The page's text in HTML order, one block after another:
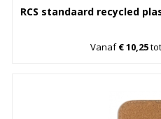
RCS standaard recycled
Vanaf€ 10,25